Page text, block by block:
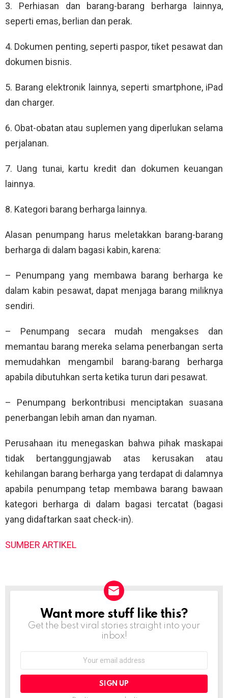
3. Perhiasan dan barang-barang berharga lainnya,
seperti emas, berlian dan perak.
4. Dokumen penting, seperti paspor, tiket pesawat dan
dokumen bisnis.
5. Barang elektronik lainnya, seperti smartphone, iPad
dan charger.
6. Obat-obatan atau suplemen yang diperlukan selama
perjalanan.
7. Uang tunai, kartu kredit dan dokumen keuangan
lainnya.
8. Kategori barang berharga lainnya.
Alasan penumpang harus meletakkan barang-barang
berharga di dalam bagasi kabin, karena:
– Penumpang yang membawa barang berharga ke
dalam kabin pesawat, dapat menjaga barang miliknya
sendiri.
– Penumpang secara mudah mengakses dan
memantau barang mereka selama penerbangan serta
memudahkan mengambil barang-barang berharga
apabila dibutuhkan serta ketika turun dari pesawat.
– Penumpang berkontribusi menciptakan suasana
penerbangan lebih aman dan nyaman.
Perusahaan itu menegaskan bahwa pihak maskapai
tidak bertanggungjawab atas kerusakan atau
kehilangan barang berharga yang terdapat di dalamnya
apabila penumpang tetap membawa barang bawaan
kategori berharga di dalam bagasi tercatat (bagasi
yang didaftarkan saat check-in).
SUMBER ARTIKEL
NEWSLETTER
Want more stuff like this?
Get the best viral stories straight into your
inbox!